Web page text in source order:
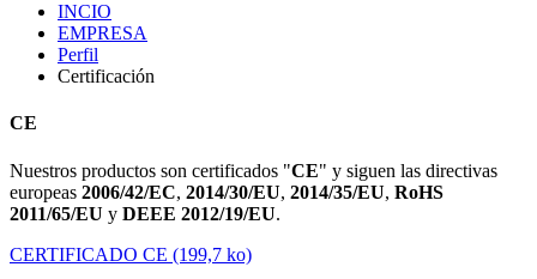
INCIO
EMPRESA
Perfil
Certificación
CE
Nuestros productos son certificados "CE" y siguen las directivas
europeas 2006/42/EC, 2014/30/EU, 2014/35/EU, RoHS
2011/65/EU y DEEE 2012/19/EU.
CERTIFICADO CE (199,7 ko)